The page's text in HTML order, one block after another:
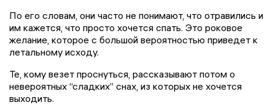
По его словам, они часто не понимают, что отравились и
им кажется, что просто хочется спать. Это роковое
желание, которое с большой вероятностью приведет к
летальному исходу.
Те, кому везет проснуться, рассказывают потом о
невероятных “сладких” снах, из которых не хочется
выходить.